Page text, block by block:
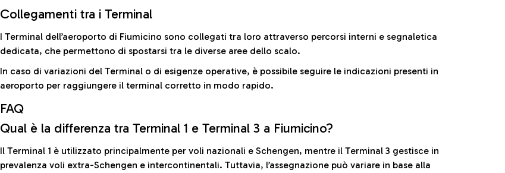
Collegamenti tra i Terminal
I Terminal dell’aeroporto di Fiumicino sono collegati tra loro attraverso percorsi interni e segnaletica
dedicata, che permettono di spostarsi tra le diverse aree dello scalo.
In caso di variazioni del Terminal o di esigenze operative, è possibile seguire le indicazioni presenti in
aeroporto per raggiungere il terminal corretto in modo rapido.
FAQ
Qual è la differenza tra Terminal 1 e Terminal 3 a Fiumicino?
Il Terminal 1 è utilizzato principalmente per voli nazionali e Schengen, mentre il Terminal 3 gestisce in
prevalenza voli extra-Schengen e intercontinentali. Tuttavia, l’assegnazione può variare in base alla